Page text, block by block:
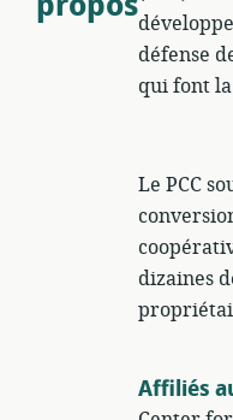
défense
qui font
Le PCC
dizaines
Affiliés